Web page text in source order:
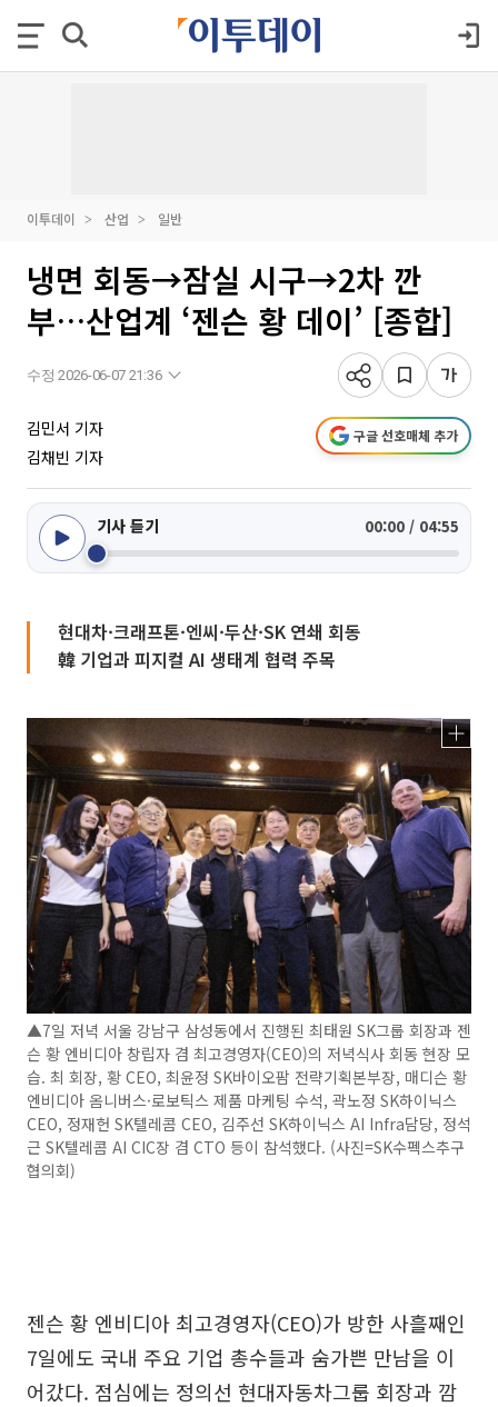
이투데이 산업 일반
냉면 회동→잠실 시구→2차 깐
부…산업계 ‘젠슨 황 데이’ [종합]
수정 2026-06-07 21:36
김민서 기자
김채빈 기자
구글 선호매체 추가
기사 듣기 00:00 / 04:55
현대차·크래프톤·엔씨·두산·SK 연쇄 회동
韓 기업과 피지컬 AI 생태계 협력 주목
▲7일 저녁 서울 강남구 삼성동에서 진행된 최태원 SK그룹 회장과 젠
슨 황 엔비디아 창립자 겸 최고경영자(CEO)의 저녁식사 회동 현장 모
습. 최 회장, 황 CEO, 최윤정 SK바이오팜 전략기획본부장, 매디슨 황
엔비디아 옴니버스·로보틱스 제품 마케팅 수석, 곽노정 SK하이닉스
CEO, 정재헌 SK텔레콤 CEO, 김주선 SK하이닉스 AI Infra담당, 정석
근 SK텔레콤 AI CIC장 겸 CTO 등이 참석했다. (사진=SK수펙스추구
협의회)
젠슨 황 엔비디아 최고경영자(CEO)가 방한 사흘째인
7일에도 국내 주요 기업 총수들과 숨가쁜 만남을 이
어갔다. 점심에는 정의선 현대자동차그룹 회장과 깜